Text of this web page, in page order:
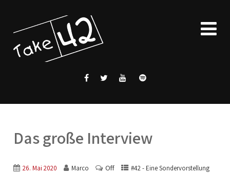
Das große Interview
26. Mai 2020 Marco Off #42 - Eine Sondervorstellung